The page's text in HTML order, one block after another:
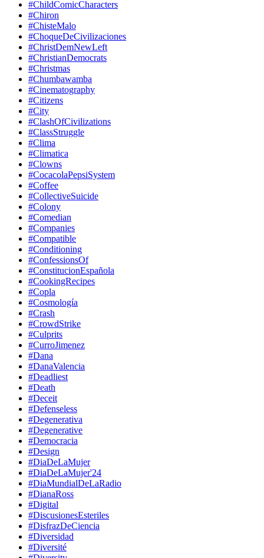
#ChildComicCharacters
#Chiron
#ChisteMalo
#ChoqueDeCivilizaciones
#ChristDemNewLeft
#ChristianDemocrats
#Christmas
#Chumbawamba
#Cinematography
#Citizens
#City
#ClashOfCivilizations
#ClassStruggle
#Clima
#Climatica
#Clowns
#CocacolaPepsiSystem
#Coffee
#CollectiveSuicide
#Colony
#Comedian
#Companies
#Compatible
#Conditioning
#ConfessionsOf
#ConstitucionEspañola
#CookingRecipes
#Copla
#Cosmología
#Crash
#CrowdStrike
#Culprits
#CurroJimenez
#Dana
#DanaValencia
#Deadliest
#Death
#Deceit
#Defenseless
#Degenerativa
#Degenerative
#Democracia
#Design
#DiaDeLaMujer
#DiaDeLaMujer'24
#DiaMundialDeLaRadio
#DianaRoss
#Digital
#DiscusionesEsteriles
#DisfrazDeCiencia
#Diversidad
#Diversité